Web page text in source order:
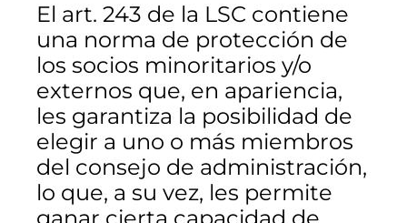
El art. 243 de la LSC contiene
una norma de protección de
los socios minoritarios y/o
externos que, en apariencia,
les garantiza la posibilidad de
elegir a uno o más miembros
del consejo de administración,
lo que, a su vez, les permite